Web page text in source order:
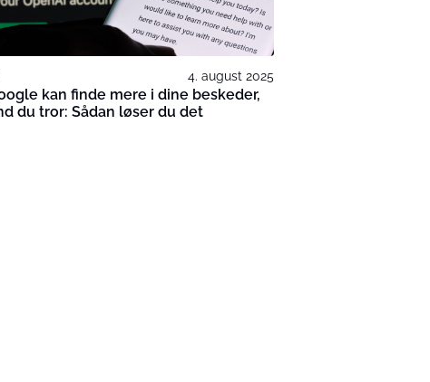
4. august 2025
kan finde mere i dine beskeder,
du tror: Sådan løser du det